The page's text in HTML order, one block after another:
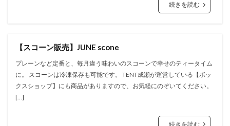
続きを読む
【スコーン販売】JUNE scone
プレーンなど定番と、毎月違う味わいのスコーンで幸せのティータイム
に。 スコーンは冷凍保存も可能です。 TENT成瀬が運営している【ボッ
クスショップ】にも商品がありますので、お気軽にのぞいてください。
[…]
続きを読む